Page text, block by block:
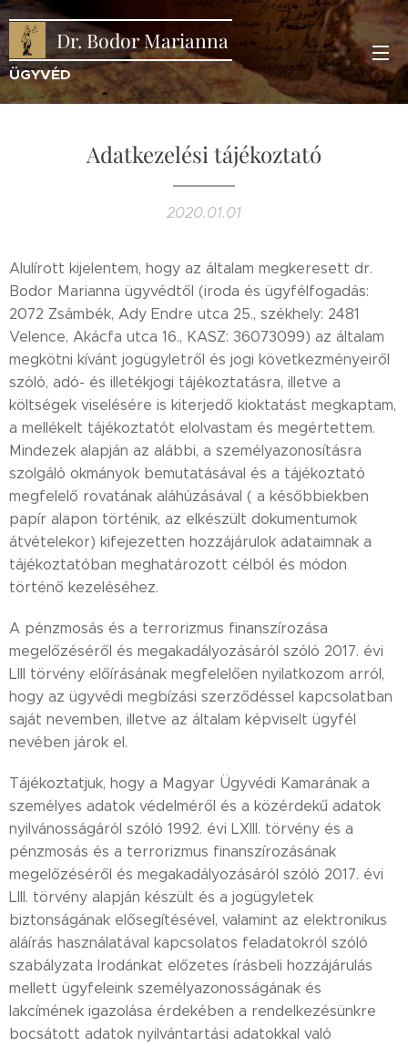
Dr. Bodor Marianna
ÜGYVÉD
Adatkezelési tájékoztató
2020.01.01
Alulírott kijelentem, hogy az általam megkeresett dr.
Bodor Marianna ügyvédtől (iroda és ügyfélfogadás:
2072 Zsámbék, Ady Endre utca 25., székhely: 2481
Velence, Akácfa utca 16., KASZ: 36073099) az általam
megkötni kívánt jogügyletről és jogi következményeiről
szóló, adó- és illetékjogi tájékoztatásra, illetve a
költségek viselésére is kiterjedő kioktatást megkaptam,
a mellékelt tájékoztatót elolvastam és megértettem.
Mindezek alapján az alábbi, a személyazonosításra
szolgáló okmányok bemutatásával és a tájékoztató
megfelelő rovatának aláhúzásával ( a későbbiekben
papír alapon történik, az elkészült dokumentumok
átvételekor) kifejezetten hozzájárulok adataimnak a
tájékoztatóban meghatározott célból és módon
történő kezeléséhez.
A pénzmosás és a terrorizmus finanszírozása
megelőzéséről és megakadályozásáról szóló 2017. évi
LIII törvény előírásának megfelelően nyilatkozom arról,
hogy az ügyvédi megbízási szerződéssel kapcsolatban
saját nevemben, illetve az általam képviselt ügyfél
nevében járok el.
Tájékoztatjuk, hogy a Magyar Ügyvédi Kamarának a
személyes adatok védelméről és a közérdekű adatok
nyilvánosságáról szóló 1992. évi LXIII. törvény és a
pénzmosás és a terrorizmus finanszírozásának
megelőzéséről és megakadályozásáról szóló 2017. évi
LIII. törvény alapján készült és a jogügyletek
biztonságának elősegítésével, valamint az elektronikus
aláírás használatával kapcsolatos feladatokról szóló
szabályzata Irodánkat előzetes írásbeli hozzájárulás
mellett ügyfeleink személyazonosságának és
lakcímének igazolása érdekében a rendelkezésünkre
bocsátott adatok nyilvántartási adatokkal való